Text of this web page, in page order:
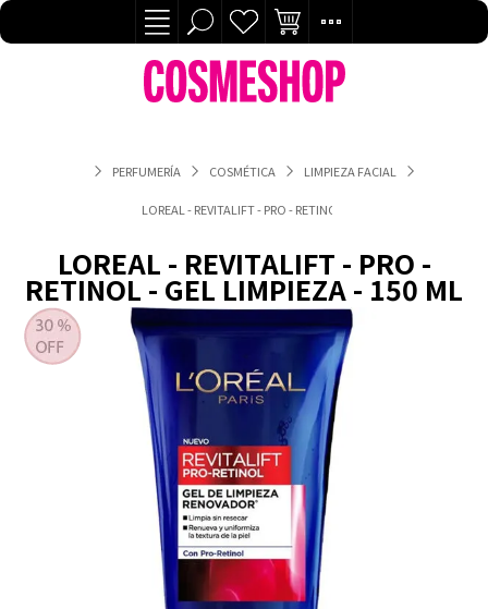
PERFUMERÍA COSMÉTICA LIMPIEZA FACIAL
LOREAL - REVITALIFT - PRO - RETINOL - GEL LIMPIEZA - 150 ML
LOREAL - REVITALIFT - PRO -
RETINOL - GEL LIMPIEZA - 150 ML